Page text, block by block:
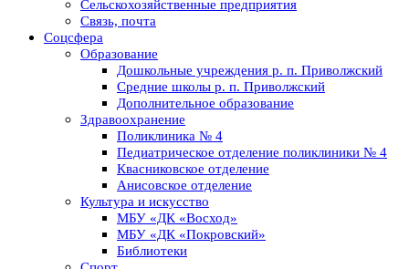
Сельскохозяйственные предприятия
Связь, почта
Соцсфера
Образование
Дошкольные учреждения р. п. Приволжский
Средние школы р. п. Приволжский
Дополнительное образование
Здравоохранение
Поликлиника № 4
Педиатрическое отделение поликлиники № 4
Квасниковское отделение
Анисовское отделение
Культура и искусство
МБУ «ДК «Восход»
МБУ «ДК «Покровский»
Библиотеки